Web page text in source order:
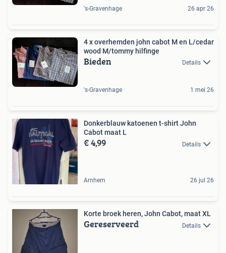
's-Gravenhage 26 apr 26
4 x overhemden john cabot M en L/cedar
wood M/tommy hilfinge
Bieden Details
's-Gravenhage 1 mei 26
Donkerblauw katoenen t-shirt John
Cabot maat L
€ 4,99 Details
Arnhem 26 jul 26
Korte broek heren, John Cabot, maat XL
Gereserveerd Details